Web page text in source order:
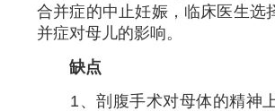
合并症的中止妊娠，临床医生选
并症对母儿的影响。
缺点
1、剖腹手术对母体的精神上